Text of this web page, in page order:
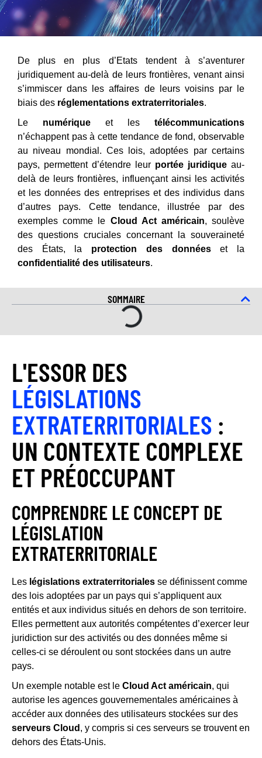
De plus en plus d’Etats tendent à s’aventurer
juridiquement au-delà de leurs frontières, venant ainsi
s’immiscer dans les affaires de leurs voisins par le
biais des réglementations extraterritoriales.
Le numérique et les télécommunications
n’échappent pas à cette tendance de fond, observable
au niveau mondial. Ces lois, adoptées par certains
pays, permettent d’étendre leur portée juridique au-
delà de leurs frontières, influençant ainsi les activités
et les données des entreprises et des individus dans
d’autres pays. Cette tendance, illustrée par des
exemples comme le Cloud Act américain, soulève
des questions cruciales concernant la souveraineté
des États, la protection des donnéeset la
confidentialité des utilisateurs.
SOMMAIRE
L'ESSOR DES
LÉGISLATIONS
EXTRATERRITORIALES :
UN CONTEXTE COMPLEXE
ET PRÉOCCUPANT
COMPRENDRE LE CONCEPT DE
LÉGISLATION
EXTRATERRITORIALE
Les législations extraterritoriales se définissent comme
des lois adoptées par un pays qui s’appliquent aux
entités et aux individus situés en dehors de son territoire.
Elles permettent aux autorités compétentes d’exercer leur
juridiction sur des activités ou des données même si
celles-ci se déroulent ou sont stockées dans un autre
pays.
Un exemple notable est le Cloud Act américain, qui
autorise les agences gouvernementales américaines à
accéder aux données des utilisateurs stockées sur des
serveurs Cloud , y compris si ces serveurs se trouvent en
dehors des États-Unis.